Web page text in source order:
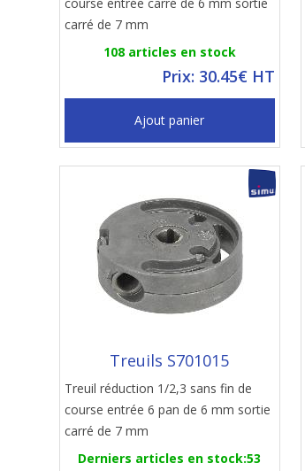
carré de 7 mm
108 articles en stock
Prix: 30.45€ HT
Ajout panier
Treuils S701015
Treuil réduction 1/2,3 sans fin de
course entrée 6 pan de 6 mm sortie
carré de 7 mm
Derniers articles en stock:53